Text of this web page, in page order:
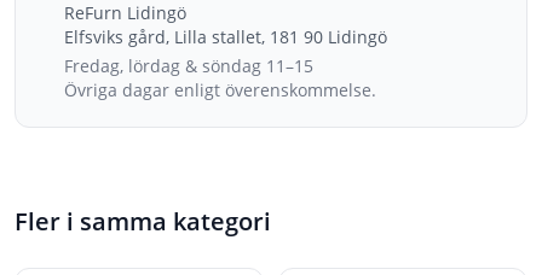
ReFurn Lidingö
Elfsviks gård, Lilla stallet, 181 90 Lidingö
Fredag, lördag & söndag 11–15
Övriga dagar enligt överenskommelse.
Fler i samma kategori